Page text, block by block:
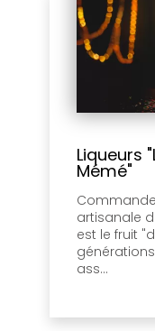
Liqueurs
Mémé"
artisanale
est le fruit
ass...